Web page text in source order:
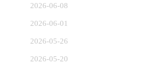
2026-06-08
2026-06-01
2026-05-26
2026-05-20